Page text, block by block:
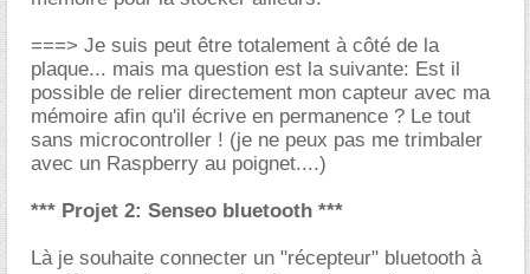
===> Je suis peut être totalement à côté de la
plaque... mais ma question est la suivante: Est il
possible de relier directement mon capteur avec ma
mémoire afin qu'il écrive en permanence ? Le tout
sans microcontroller ! (je ne peux pas me trimbaler
avec un Raspberry au poignet....)
*** Projet 2: Senseo bluetooth ***
Là je souhaite connecter un "récepteur" bluetooth à